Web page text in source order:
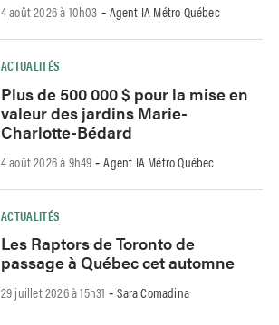
4 août 2026 à 10h03 - Agent IA Métro Québec
ACTUALITÉS
Plus de 500 000 $ pour la mise en
valeur des jardins Marie-
Charlotte-Bédard
4 août 2026 à 9h49 -Agent IA Métro Québec
ACTUALITÉS
Les Raptors de Toronto de
passage à Québec cet automne
29 juillet 2026 à 15h31 -Sara Comadina